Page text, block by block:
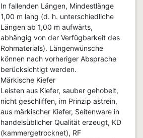
In fallenden Längen, Mindestlänge
1,00 m lang (d. h. unterschiedliche
Längen ab 1,00 m aufwärts,
abhängig von der Verfügbarkeit des
Rohmaterials). Längenwünsche
können nach vorheriger Absprache
berücksichtigt werden.
Märkische Kiefer
Leisten aus Kiefer, sauber gehobelt,
nicht geschliffen, im Prinzip astrein,
aus märkischer Kiefer, Seitenware in
handelsüblicher Qualität erzeugt, KD
(kammergetrocknet), RF